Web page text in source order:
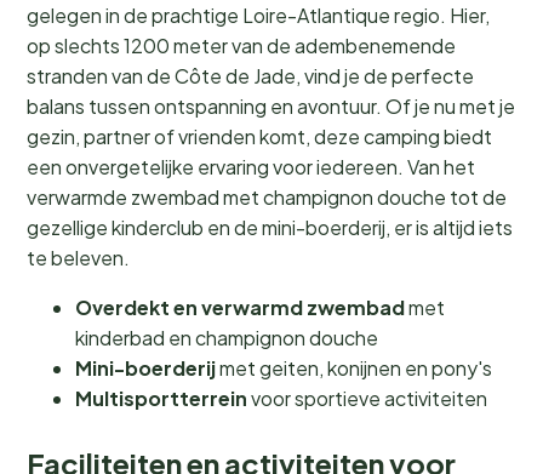
gelegen in de prachtige Loire-Atlantique regio. Hier,
op slechts 1200 meter van de adembenemende
stranden van de Côte de Jade, vind je de perfecte
balans tussen ontspanning en avontuur. Of je nu met je
gezin, partner of vrienden komt, deze camping biedt
een onvergetelijke ervaring voor iedereen. Van het
verwarmde zwembad met champignon douche tot de
gezellige kinderclub en de mini-boerderij, er is altijd iets
te beleven.
Overdekt en verwarmd zwembadmet
kinderbad en champignon douche
Mini-boerderijmet geiten, konijnen en pony's
Multisportterreinvoor sportieve activiteiten
Faciliteiten en activiteiten voor